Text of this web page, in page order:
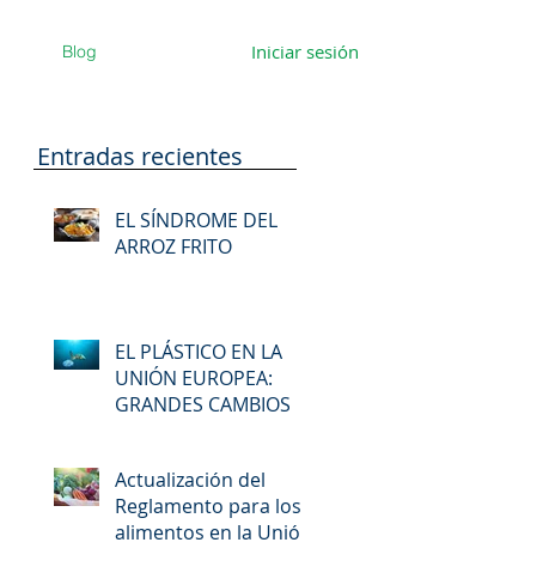
Blog Iniciar sesión
Entradas recientes
EL SÍNDROME DEL
ARROZ FRITO
EL PLÁSTICO EN LA
UNIÓN EUROPEA:
GRANDES CAMBIOS
Actualización del
Reglamento para los
alimentos en la Unión